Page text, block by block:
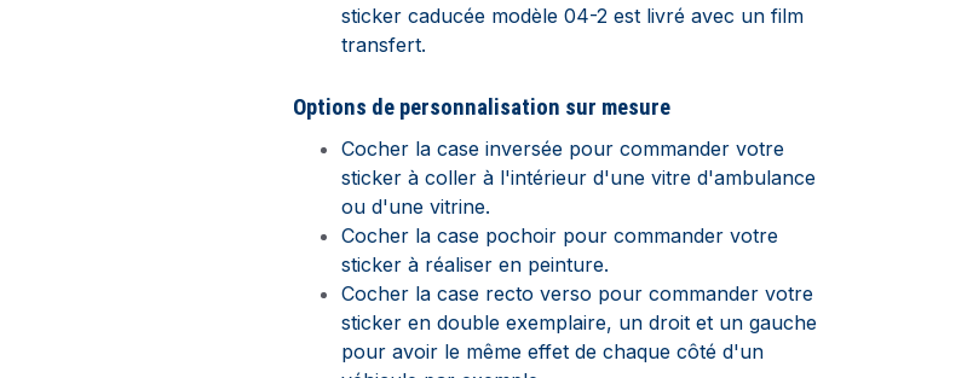
sticker caducée modèle 04-2 est livré avec un film
transfert.
Options de personnalisation sur mesure
Cocher la case inversée pour commander votre
sticker à coller à l'intérieur d'une vitre d'ambulance
ou d'une vitrine.
Cocher la case pochoir pour commander votre
sticker à réaliser en peinture.
Cocher la case recto verso pour commander votre
sticker en double exemplaire, un droit et un gauche
pour avoir le même effet de chaque côté d'un